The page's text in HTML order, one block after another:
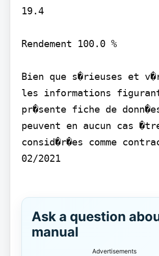
19.4
Rendement 100.0 %
Bien que s�rieuses et
les informations
pr�sente fiche de
peuvent en aucun cas
consid�r�es comme
02/2021
Ask a question
manual
Advertisements